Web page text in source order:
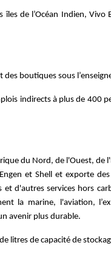
de l’Océan Indien,
boutiques sous
indirects à plus de 400
du Nord, de l'Ouest, de
et Shell et exporte
d'autres services hors
la marine, l'aviation,
avenir plus durable.
litres de capacité de